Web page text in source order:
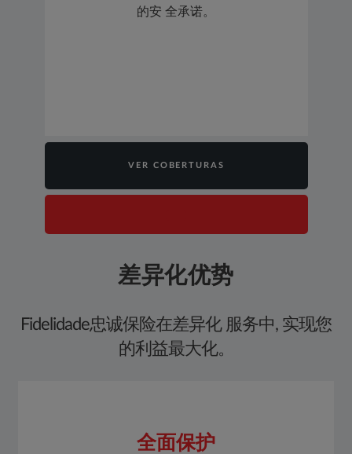
的安 全承诺。
VER COBERTURAS
差异化优势
​Fidelidade忠诚保险在差异化 服务中, 实现您
的利益最大化。​
全面保护